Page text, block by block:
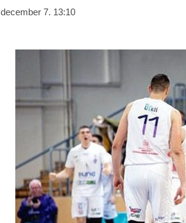
7. 13:10